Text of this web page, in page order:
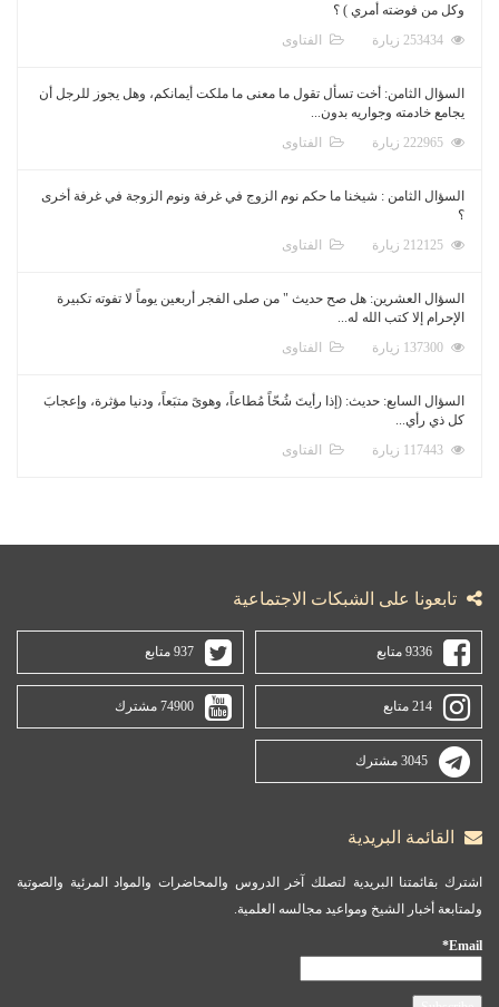
وكل من فوضته أمري ) ؟
الفتاوى
السؤال الثامن: أخت تسأل تقول ما معنى ما ملكت أيمانكم، وهل يجوز للرجل أن
يجامع خادمته وجواريه بدون...
الفتاوى
السؤال الثامن : شيخنا ما حكم نوم الزوج في غرفة ونوم الزوجة في غرفة أخرى
؟
الفتاوى
السؤال العشرين: هل صح حديث " من صلى الفجر أربعين يوماً لا تفوته تكبيرة
الإحرام إلا كتب الله له...
الفتاوى
السؤال السابع: حديث: (إذا رأيتَ شُحّاً مُطاعاً، وهوىً متبَعاً، ودنيا مؤثرة، وإعجابَ
كل ذي رأي...
الفتاوى
تابعونا على الشبكات الاجتماعية
9336 متابع 937 متابع
214 متابع 74900 مشترك
3045 مشترك
القائمة البريدية
اشترك بقائمتنا البريدية لتصلك آخر الدروس والمحاضرات والمواد المرئية والصوتية
ولمتابعة أخبار الشيخ ومواعيد مجالسه العلمية.
Email*